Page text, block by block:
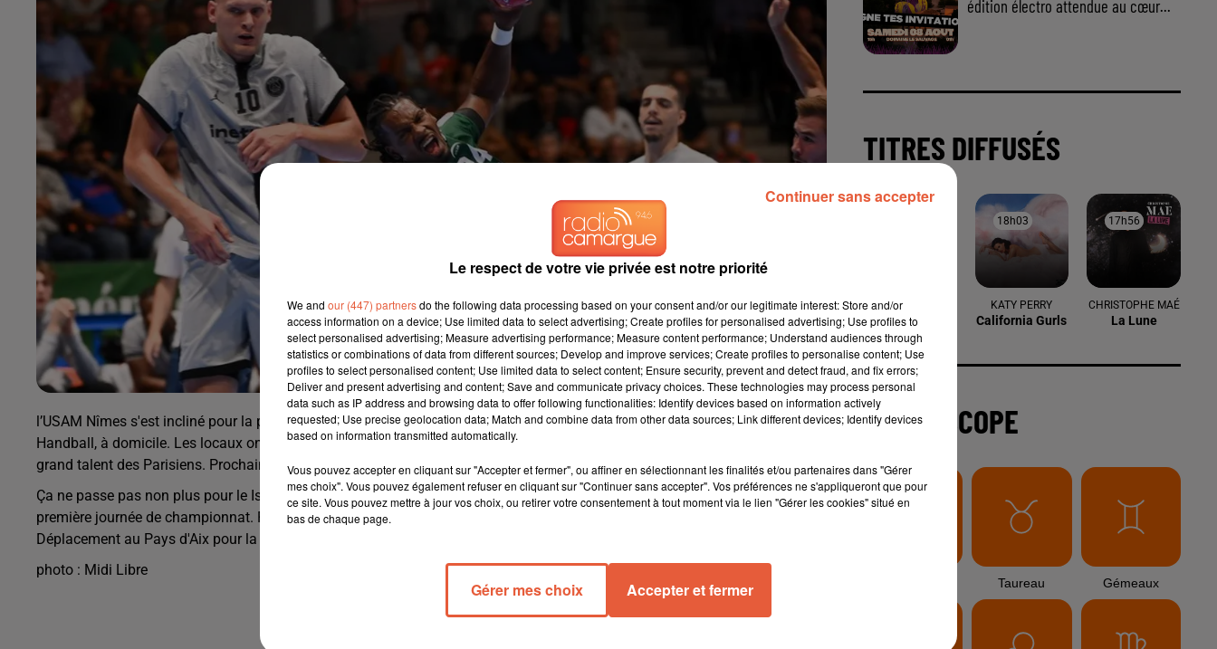
l’USAM Nîmes s'est incliné pour la première journée de Starligue, hier soir. La green team a été battu 33 à 28 par le PSG
Handball, à domicile. Les locaux ont réussi à mener à la mi-temps, 17-16, avant de s'écrouler en seconde période, face au
grand talent des Parisiens. Prochain match de championnat, samedi soir, avec un déplacement à Dunkerque.
Ça ne passe pas non plus pour le Istres Handball, lors de la réception de Montpellier, samedi soir. Défaite 26 à 29, pour cette
première journée de championnat. Rapidement menés par les Montpelliérains, les locaux n'ont jamais pu revenir.
Déplacement au Pays d'Aix pour la deuxième journée de Starligue, samedi soir.
photo : Midi Libre
6 août 2026
Arles : après un taureau percuté lors
d'une abrivado à Saliers,...
Éclipse solaire du 12 août 2026 : le
CHU de Nîmes appelle à la plus...
3 août 2026
Sauvage'On Festival : une première
édition électro attendue au cœur...
Le respect de votre vie privée est notre priorité
We and our (447) partnersdo the following data processing based on your consent and/or our legitimate interest: Store and/or
access information on a device; Use limited data to select advertising; Create profiles for personalised advertising; Use profiles to
select personalised advertising; Measure advertising performance; Measure content performance; Understand audiences through
statistics or combinations of data from different sources; Develop and improve services; Create profiles to personalise content; Use
profiles to select personalised content; Use limited data to select content; Ensure security, prevent and detect fraud, and fix errors;
Deliver and present advertising and content; Save and communicate privacy choices. These technologies may process personal
data such as IP address and browsing data to offer following functionalities: Identify devices based on information actively
requested; Use precise geolocation data; Match and combine data from other data sources; Link different devices; Identify devices
based on information transmitted automatically.
Vous pouvez accepter en cliquant sur "Accepter et fermer", ou affiner en sélectionnant les finalités et/ou partenaires dans "Gérer
mes choix". Vous pouvez également refuser en cliquant sur "Continuer sans accepter". Vos préférences ne s'appliqueront que pour
ce site. Vous pouvez mettre à jour vos choix, ou retirer votre consentement à tout moment via le lien "Gérer les cookies" situé en
bas de chaque page.
Gérer mes choix Accepter et fermer
Continuer sans accepter